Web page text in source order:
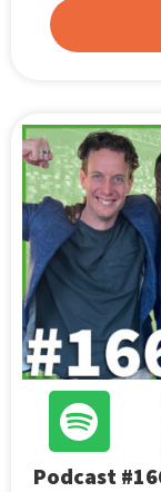
Podcast